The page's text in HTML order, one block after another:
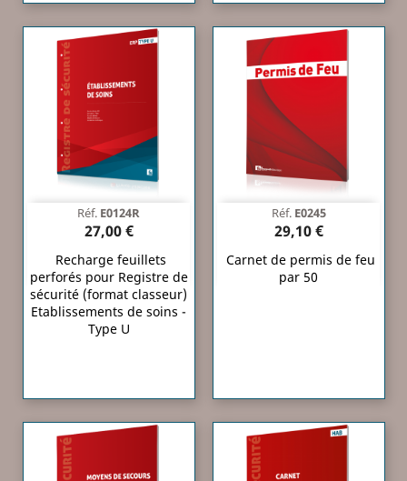
Réf. E0124R
27,00 €
Recharge feuillets
perforés pour Registre de
sécurité (format classeur)
Etablissements de soins -
Type U
Réf. E0245
29,10 €
Carnet de permis de feu
par 50